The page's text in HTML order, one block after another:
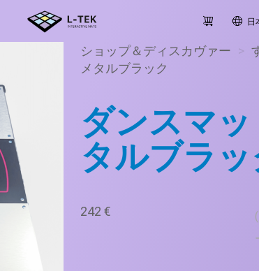
日
ショップ＆ディスカヴァー >
メタルブラック
ダンスマッ
タルブラッ
242 € (